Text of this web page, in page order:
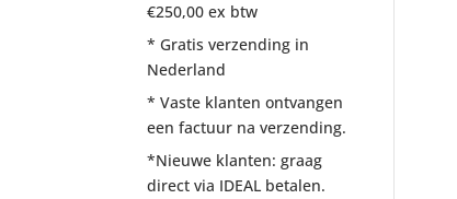
€250,00 ex btw
* Gratis verzending in
Nederland
* Vaste klanten ontvangen
een factuur na verzending.
*Nieuwe klanten: graag
direct via IDEAL betalen.